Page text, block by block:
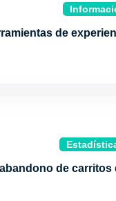
de
de carritos